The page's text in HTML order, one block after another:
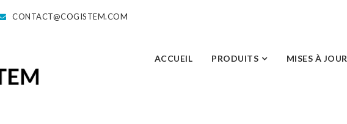
CONTACT@COGISTEM.COM
ACCUEIL PRODUITS MISES À JOUR